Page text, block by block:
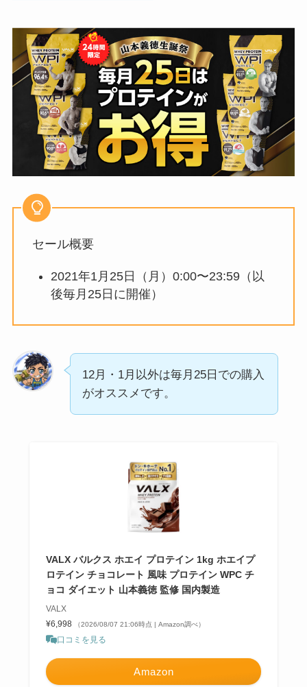
セール概要
2021年1月25日（月）0:00〜23:59（以
後毎月25日に開催）
12月・1月以外は毎月25日での購入
がオススメです。
VALX バルクス ホエイ プロテイン 1kg ホエイプ
ロテイン チョコレート 風味 プロテイン WPC チ
ョコ ダイエット 山本義徳 監修 国内製造
VALX
¥6,998
（2026/08/07 21:06時点 | Amazon調べ）
口コミを見る
Amazon